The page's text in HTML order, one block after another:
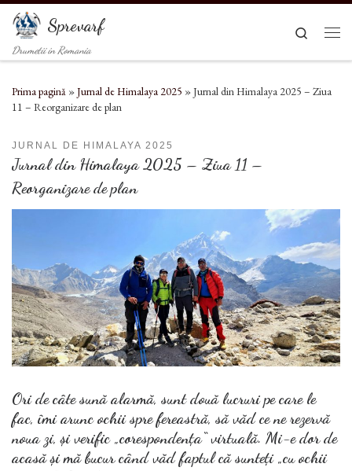
Sari la conținut
Sprevarf
Drumetii in Romania
Search
Prima pagină »Jurnal de Himalaya 2025 »Jurnal din Himalaya 2025 – Ziua
11 – Reorganizare de plan
JURNAL DE HIMALAYA 2025
Jurnal din Himalaya 2025 – Ziua 11 –
Reorganizare de plan
Ori de câte sună alarmă, sunt două lucruri pe care le
fac, îmi arunc ochii spre fereastră, să văd ce ne rezervă
noua zi, și verific „corespondența“ virtuală. Mi-e dor de
acasă și mă bucur când văd faptul că sunteți „cu ochii